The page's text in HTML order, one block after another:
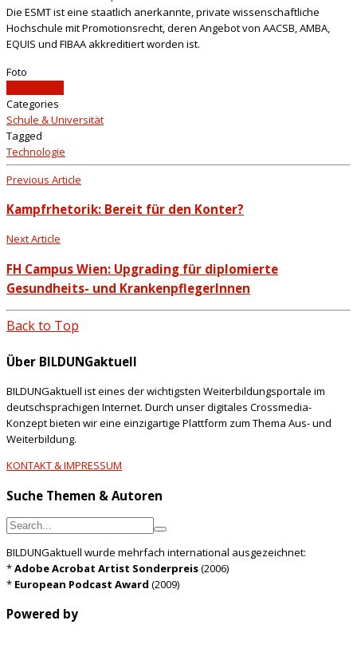
Die ESMT ist eine staatlich anerkannte, private wissenschaftliche
Hochschule mit Promotionsrecht, deren Angebot von AACSB, AMBA,
EQUIS und FIBAA akkreditiert worden ist.
Foto
Categories
Schule & Universität
Tagged
Technologie
Previous Article
Kampfrhetorik: Bereit für den Konter?
Next Article
FH Campus Wien: Upgrading für diplomierte
Gesundheits- und KrankenpflegerInnen
Back to Top
Über BILDUNGaktuell
BILDUNGaktuell ist eines der wichtigsten Weiterbildungsportale im
deutschsprachigen Internet. Durch unser digitales Crossmedia-
Konzept bieten wir eine einzigartige Plattform zum Thema Aus- und
Weiterbildung.
KONTAKT & IMPRESSUM
Suche Themen & Autoren
BILDUNGaktuell wurde mehrfach international ausgezeichnet:
*Adobe Acrobat Artist Sonderpreis(2006)
* European Podcast Award (2009)
Powered by